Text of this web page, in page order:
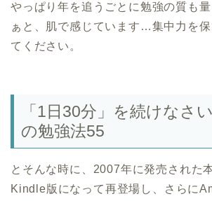
やっぱり年を追うごとに勉強の質も
ぁと、肌で感じています…集中力を保
てください。
「1日30分」を続けなさ
の勉強法55
とそんな時に、2007年に発売された
Kindle版になって再登場し、さらに